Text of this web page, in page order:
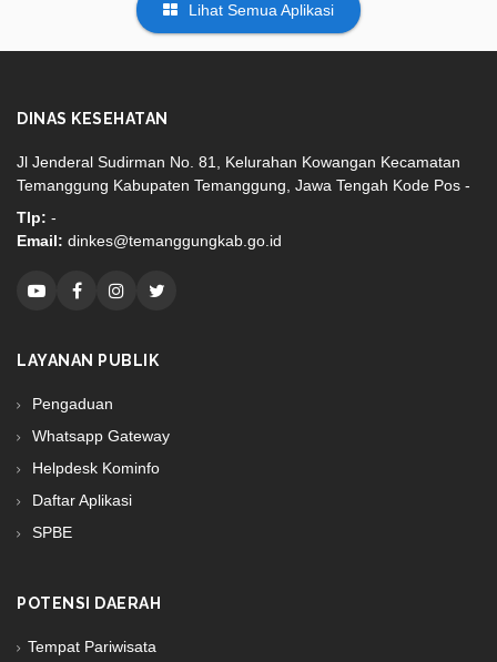
Lihat Semua Aplikasi
DINAS KESEHATAN
Jl Jenderal Sudirman No. 81, Kelurahan Kowangan Kecamatan
Temanggung Kabupaten Temanggung, Jawa Tengah Kode Pos -
Tlp: -
Email: dinkes@temanggungkab.go.id
LAYANAN PUBLIK
Pengaduan
Whatsapp Gateway
Helpdesk Kominfo
Daftar Aplikasi
SPBE
POTENSI DAERAH
Tempat Pariwisata